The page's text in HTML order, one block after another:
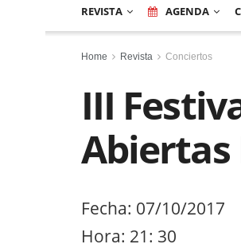
REVISTA AGENDA
Home Revista Conciertos
III
Abiertas
Fecha: 07/10/2017
Hora: 21: 30